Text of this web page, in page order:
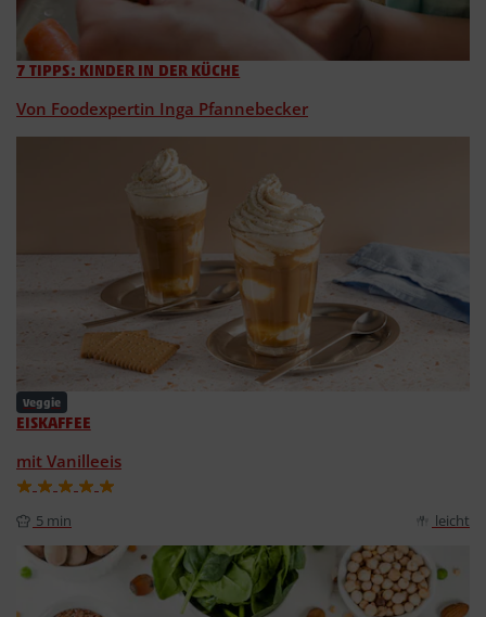
7 TIPPS: KINDER IN DER KÜCHE
Von Foodexpertin Inga Pfannebecker
Veggie
EISKAFFEE
mit Vanilleeis
5 min leicht